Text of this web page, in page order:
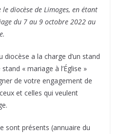
le diocèse de Limoges, en étant
du 7 au 9 octobre 2022 au
diocèse a la charge d’un stand
« mariage à l’Église »
de votre engagement de
et celles qui veulent
sont présents (annuaire du